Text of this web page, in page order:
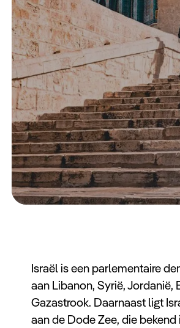
Israël is een parlementaire
aan Libanon, Syrië, Jordanië,
Gazastrook. Daarnaast ligt
aan de Dode Zee, die